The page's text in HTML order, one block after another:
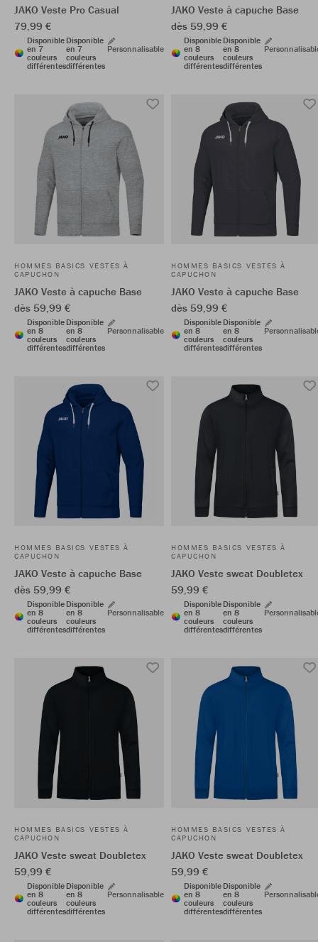
JAKO Veste Pro Casual
79,99 €
Disponible
en 7
couleurs
différentes
Disponible
en 7
couleurs
différentes
Personnalisable
JAKO Veste à capuche Base
dès 59,99 €
Disponible
en 8
couleurs
différentes
Disponible
en 8
couleurs
différentes
HOMMES BASICS VESTES À
CAPUCHON
JAKO Veste à capuche Base
dès 59,99 €
Disponible
en 8
couleurs
différentes
Disponible
en 8
couleurs
différentes
Personnalisable
HOMMES BASICS VESTES À
CAPUCHON
JAKO Veste à capuche Base
dès 59,99 €
Disponible
en 8
couleurs
différentes
Disponible
en 8
couleurs
différentes
HOMMES BASICS VESTES À
CAPUCHON
JAKO Veste à capuche Base
dès 59,99 €
Disponible
en 8
couleurs
différentes
Disponible
en 8
couleurs
différentes
Personnalisable
HOMMES BASICS VESTES À
CAPUCHON
JAKO Veste sweat Doubletex
59,99 €
Disponible
en 8
couleurs
différentes
Disponible
en 8
couleurs
différentes
HOMMES BASICS VESTES À
CAPUCHON
JAKO Veste sweat Doubletex
59,99 €
Disponible
en 8
couleurs
différentes
Disponible
en 8
couleurs
différentes
Personnalisable
HOMMES BASICS VESTES À
CAPUCHON
JAKO Veste sweat Doubletex
59,99 €
Disponible
en 8
couleurs
différentes
Disponible
en 8
couleurs
différentes